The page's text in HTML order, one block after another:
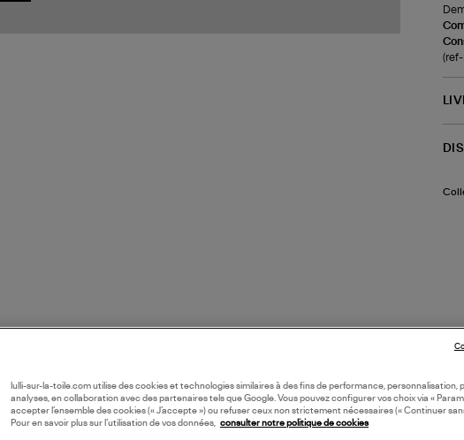
lulli-sur-la-toile.com utilise des cookies et technologies similaires à des fins de performance, personnalisation,
analyses, en collaboration avec des partenaires tels que Google. Vous pouvez configurer vos choix via «
accepter l’ensemble des cookies (« J’accepte ») ou refuser ceux non strictement nécessaires (« Continuer
Pour en savoir plus sur l’utilisation de vos données, consulter notre politique de cookies